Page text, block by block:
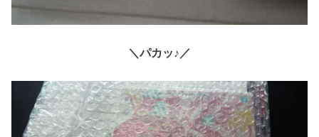
＼パカッ♪／